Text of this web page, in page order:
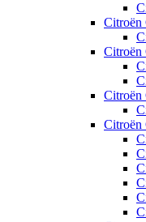
Citroën
Citroën
Citroën
Citroën